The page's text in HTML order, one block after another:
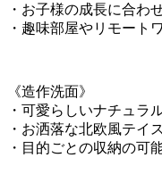
・お子様の成長に合わ
・趣味部屋やリモート
《造作洗面》
・可愛らしいナチュラ
・お洒落な北欧風テイ
・目的ごとの収納の可